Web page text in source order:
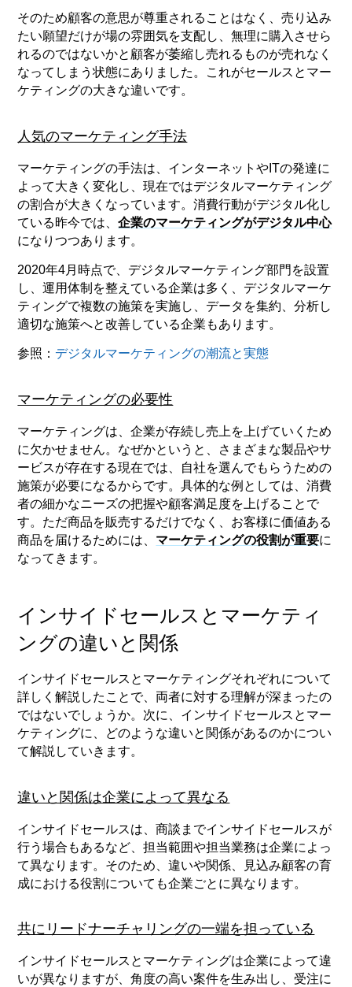
そのため顧客の意思が尊重されることはなく、売り込み
たい願望だけが場の雰囲気を支配し、無理に購入させら
れるのではないかと顧客が萎縮し売れるものが売れなく
なってしまう状態にありました。これがセールスとマー
ケティングの大きな違いです。
人気のマーケティング手法
マーケティングの手法は、インターネットやITの発達に
よって大きく変化し、現在ではデジタルマーケティング
の割合が大きくなっています。消費行動がデジタル化し
ている昨今では、企業のマーケティングがデジタル中心
になりつつあります。
2020年4月時点で、デジタルマーケティング部門を設置
し、運用体制を整えている企業は多く、デジタルマーケ
ティングで複数の施策を実施し、データを集約、分析し
適切な施策へと改善している企業もあります。
参照： デジタルマーケティングの潮流と実態
マーケティングの必要性
マーケティングは、企業が存続し売上を上げていくため
に欠かせません。なぜかというと、さまざまな製品やサ
ービスが存在する現在では、自社を選んでもらうための
施策が必要になるからです。具体的な例としては、消費
者の細かなニーズの把握や顧客満足度を上げることで
す。ただ商品を販売するだけでなく、お客様に価値ある
商品を届けるためには、 マーケティングの役割が重要に
なってきます。
インサイドセールスとマーケティ
ングの違いと関係
インサイドセールスとマーケティングそれぞれについて
詳しく解説したことで、両者に対する理解が深まったの
ではないでしょうか。次に、インサイドセールスとマー
ケティングに、どのような違いと関係があるのかについ
て解説していきます。
違いと関係は企業によって異なる
インサイドセールスは、商談までインサイドセールスが
行う場合もあるなど、担当範囲や担当業務は企業によっ
て異なります。そのため、違いや関係、見込み顧客の育
成における役割についても企業ごとに異なります。
共にリードナーチャリングの一端を担っている
インサイドセールスとマーケティングは企業によって違
いが異なりますが、角度の高い案件を生み出し、受注に